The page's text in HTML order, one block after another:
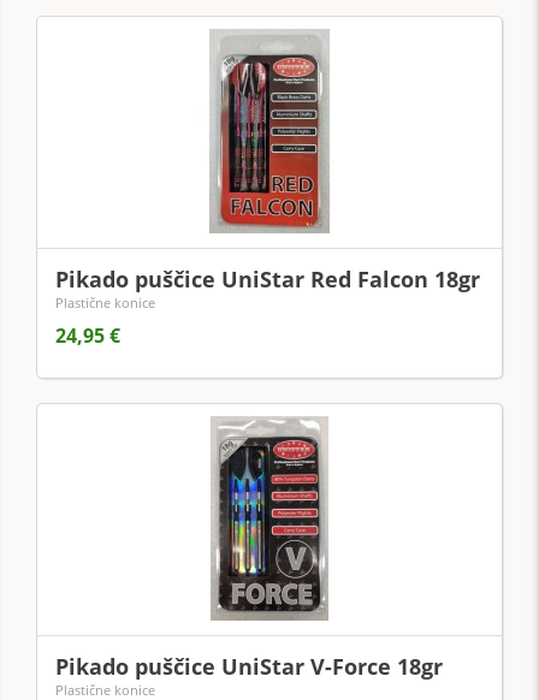
Pikado puščice UniStar Red Falcon 18gr
Plastične konice
24,95 €
Pikado puščice UniStar V-Force 18gr
Plastične konice